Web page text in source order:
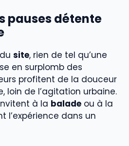
pauses détente
site, rien de tel qu’une
en surplomb des
profitent de la douceur
loin de l’agitation urbaine.
à la balade ou à la
l’expérience dans un